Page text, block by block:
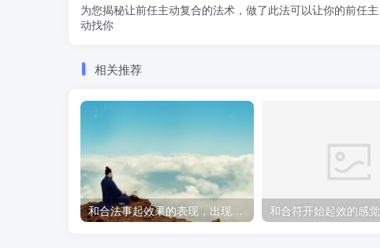
为您揭秘让前任主动复合的法术，做了此法可以让你的前任主
动找你
相关推荐
和合法事起效果的表现，出现这些就要留意了 和合符开始起效的感觉